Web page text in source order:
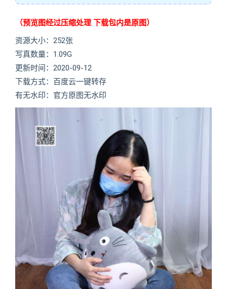
（预览图经过压缩处理 下载包内是原图）
资源大小：252张
写真数量：1.09G
更新时间：2020-09-12
下载方式：百度云一键转存
有无水印：官方原图无水印